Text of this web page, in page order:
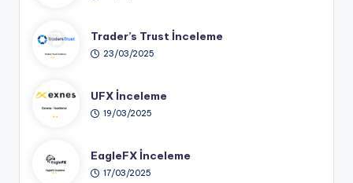
Trader’s Trust İnceleme
23/03/2025
UFX İnceleme
19/03/2025
EagleFX İnceleme
17/03/2025